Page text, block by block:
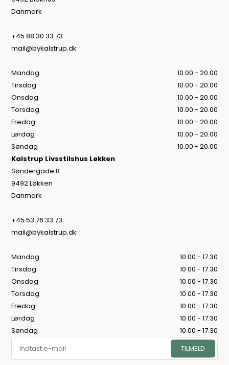
Danmark
+45 88 30 33 73
mail@bykalstrup.dk
Mandag
10.00 - 20.00
Tirsdag
10.00 - 20.00
Onsdag
10.00 - 20.00
Torsdag
10.00 - 20.00
Fredag
10.00 - 20.00
Lørdag
10.00 - 20.00
Søndag
10.00 - 20.00
Kalstrup Livsstilshus Løkken
Søndergade 8
9492 Løkken
Danmark
+45 53 76 33 73
mail@bykalstrup.dk
Mandag
10.00 - 17.30
Tirsdag
10.00 - 17.30
Onsdag
10.00 - 17.30
Torsdag
10.00 - 17.30
Fredag
10.00 - 17.30
Lørdag
10.00 - 17.30
Søndag
10.00 - 17.30